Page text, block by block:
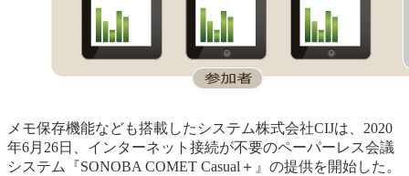
メモ保存機能なども搭載したシステム株式会社CIJは、2020
年6月26日、インターネット接続が不要のペーパーレス会議
システム『SONOBA COMET Casual＋』の提供を開始した。